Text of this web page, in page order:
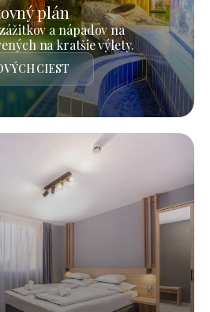
plán
a nápadov na
na kratšie výlety.
CIEST